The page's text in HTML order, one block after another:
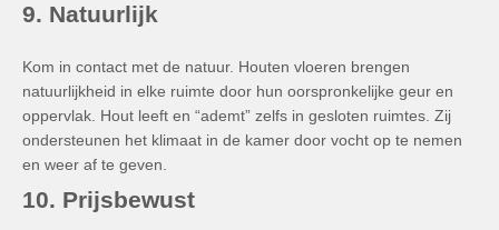
9. Natuurlijk
Kom in contact met de natuur. Houten vloeren brengen
natuurlijkheid in elke ruimte door hun oorspronkelijke geur en
oppervlak. Hout leeft en “ademt” zelfs in gesloten ruimtes. Zij
ondersteunen het klimaat in de kamer door vocht op te nemen
en weer af te geven.
10. Prijsbewust